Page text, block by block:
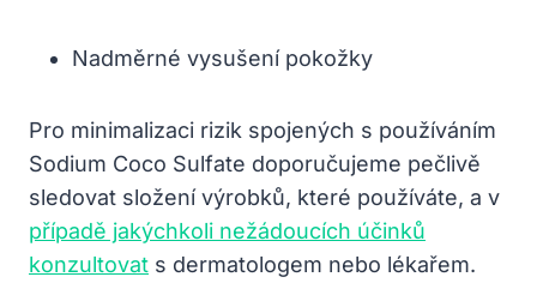
Nadměrné vysušení pokožky
Pro minimalizaci rizik spojených s používáním
Sodium Coco Sulfate doporučujeme pečlivě
sledovat složení výrobků, které používáte, a v
případě jakýchkoli nežádoucích účinků
konzultovat s dermatologem nebo lékařem.